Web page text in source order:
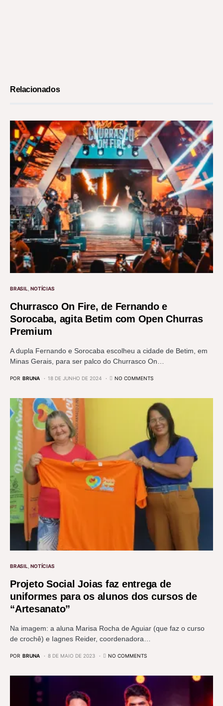
Relacionados
BRASIL NOTÍCIAS
Churrasco On Fire, de Fernando e
Sorocaba, agita Betim com Open Churras
Premium
A dupla Fernando e Sorocaba escolheu a cidade de Betim, em
Minas Gerais, para ser palco do Churrasco On…
POR BRUNA 18 DE JUNHO DE 2024 NO COMMENTS
BRASIL NOTÍCIAS
Projeto Social Joias faz entrega de
uniformes para os alunos dos cursos de
“Artesanato”
Na imagem: a aluna Marisa Rocha de Aguiar (que faz o curso
de crochê) e Iagnes Reider, coordenadora…
POR BRUNA 8 DE MAIO DE 2023 NO COMMENTS